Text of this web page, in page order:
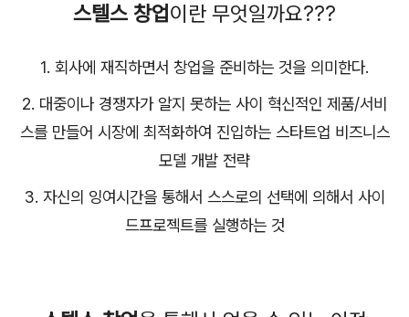
스텔스 창업이란 무엇일까요???
1. 회사에 재직하면서 창업을 준비하는 것을 의미한다.
2. 대중이나 경쟁자가 알지 못하는 사이 혁신적인 제품/서비
스를 만들어 시장에 최적화하여 진입하는 스타트업 비즈니스
모델 개발 전략
3. 자신의 잉여시간을 통해서 스스로의 선택에 의해서 사이
드프로젝트를 실행하는 것